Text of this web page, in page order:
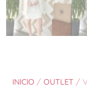
INICIO / OUTLET /